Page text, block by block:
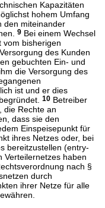
Kapazitäten
hohem Umfang
den miteinander
9Bei einem Wechsel
vom bisherigen
des Kunden
gebuchten Ein- und
die Versorgung des
ist und er dies
10Betreiber
die Rechte an
dass sie den
Einspeisepunkt für
ihres Netzes oder, bei
bereitzustellen (entry-
haben
nach §
durch
ihrer Netze für alle